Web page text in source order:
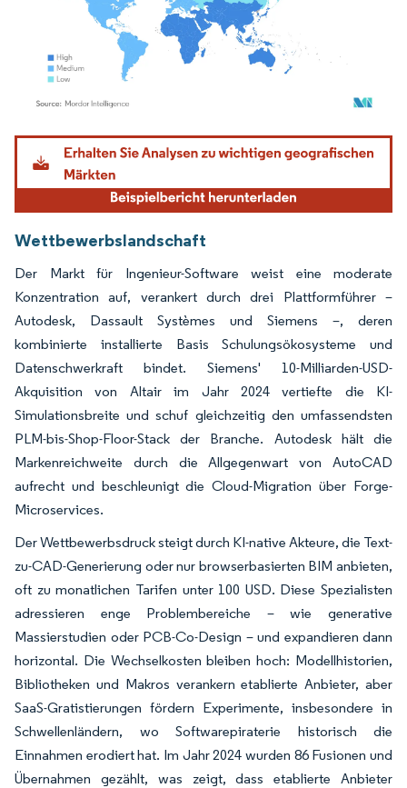
Bild © Mordor Intelligence. Wiederverwendung erfordert Namensnennung gemäß
Wettbewerbslandschaft
Der Markt für Ingenieur-Software weist eine moderate
Konzentration auf, verankert durch drei Plattformführer –
Autodesk, Dassault Systèmes und Siemens –, deren
kombinierte installierte Basis Schulungsökosysteme und
Datenschwerkraft bindet. Siemens' 10-Milliarden-USD-
Akquisition von Altair im Jahr 2024 vertiefte die KI-
Simulationsbreite und schuf gleichzeitig den umfassendsten
PLM-bis-Shop-Floor-Stack der Branche. Autodesk hält die
Markenreichweite durch die Allgegenwart von AutoCAD
aufrecht und beschleunigt die Cloud-Migration über Forge-
Microservices.
Der Wettbewerbsdruck steigt durch KI-native Akteure, die Text-
zu-CAD-Generierung oder nur browserbasierten BIM anbieten,
oft zu monatlichen Tarifen unter 100 USD. Diese Spezialisten
adressieren enge Problembereiche – wie generative
Massierstudien oder PCB-Co-Design – und expandieren dann
horizontal. Die Wechselkosten bleiben hoch: Modellhistorien,
Bibliotheken und Makros verankern etablierte Anbieter, aber
SaaS-Gratistierungen fördern Experimente, insbesondere in
Schwellenländern, wo Softwarepiraterie historisch die
Einnahmen erodiert hat. Im Jahr 2024 wurden 86 Fusionen und
Übernahmen gezählt, was zeigt, dass etablierte Anbieter